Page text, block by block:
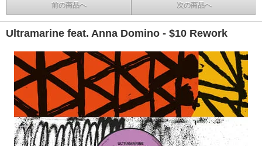
前の商品へ 次の商品へ
Ultramarine feat. Anna Domino - $10 Rework